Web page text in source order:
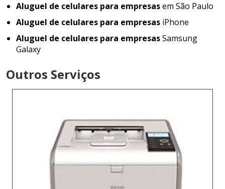
Aluguel de celulares para empresasem São Paulo
Aluguel de celulares para empresas iPhone
Aluguel de celulares para empresasSamsung
Galaxy
Outros Serviços